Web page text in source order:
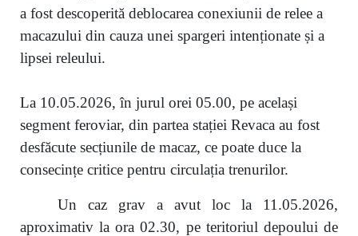
a fost descoperită deblocarea conexiunii de relee a
macazului din cauza unei spargeri intenționate și a
lipsei releului.
La 10.05.2026, în jurul orei 05.00, pe același
segment feroviar, din partea stației Revaca au fost
desfăcute secțiunile de macaz, ce poate duce la
consecințe critice pentru circulația trenurilor.
Un caz grav a avut loc la 11.05.2026,
aproximativ la ora 02.30, pe teritoriul depoului de